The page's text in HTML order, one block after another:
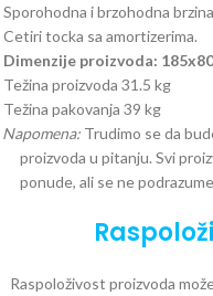
Sporohodna i brzohodna brzina
Cetiri tocka sa amortizerima.
Dimenzije proizvoda:
Težina proizvoda 31.5 kg
Težina pakovanja 39 kg
Napomena:Trudimo se da
proizvoda u pitanju. Svi
ponude, ali se ne
Raspoloživost proizvoda